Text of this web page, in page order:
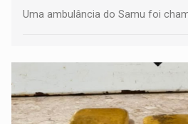
Uma ambulância do Samu foi